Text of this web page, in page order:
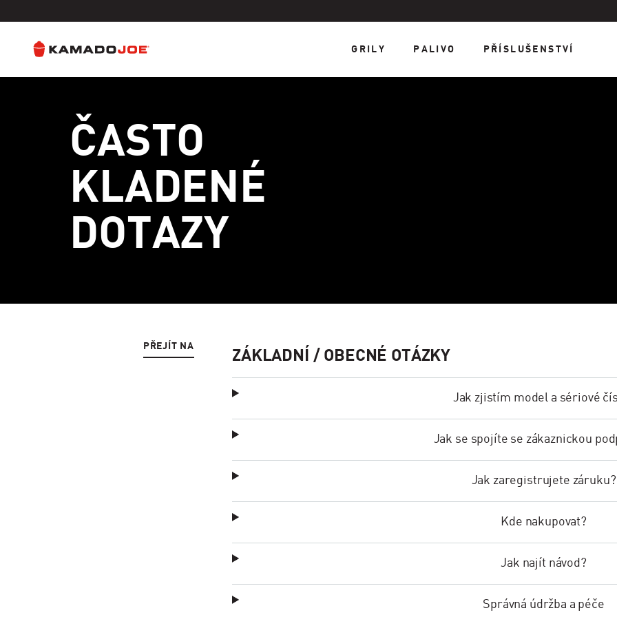
GRILY PALIVO PŘÍSLUŠENSTVÍ
ČASTO
KLADENÉ
DOTAZY
PŘEJÍT NA
ZÁKLADNÍ / OBECNÉ OTÁZKY
Jak zjistím model a sériové
Jak se spojíte se zákaznickou
Jak zaregistrujete záruku?
Kde nakupovat?
Jak najít návod?
Správná údržba a péče